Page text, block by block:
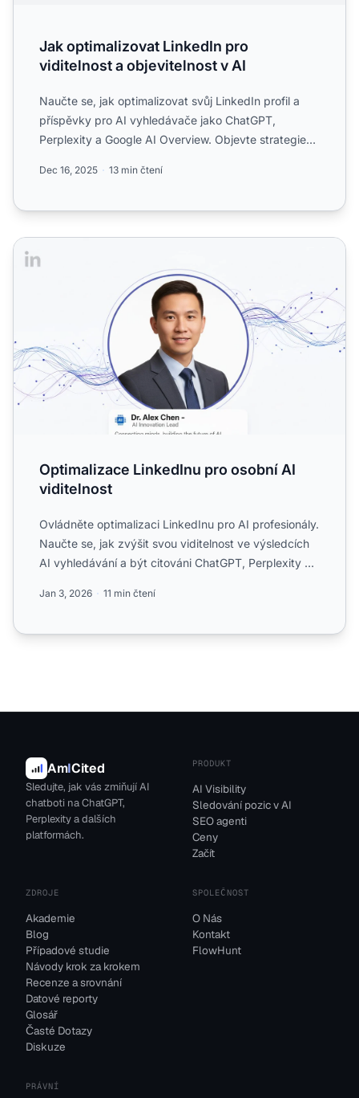
Jak optimalizovat LinkedIn pro
viditelnost a objevitelnost v AI
Naučte se, jak optimalizovat svůj LinkedIn profil a
příspěvky pro AI vyhledávače jako ChatGPT,
Perplexity a Google AI Overview. Objevte strategie
Dec 16, 2025 13 min čtení
Optimalizace LinkedInu pro osobní AI viditelnost
Optimalizace LinkedInu pro osobní AI
viditelnost
Ovládněte optimalizaci LinkedInu pro AI profesionály.
Naučte se, jak zvýšit svou viditelnost ve výsledcích
AI vyhledávání a být citováni ChatGPT, Perplexity a
Jan 3, 2026 11 min čtení
AmICited
Sledujte, jak vás zmiňují AI
chatboti na ChatGPT,
Perplexity a dalších
platformách.
PRODUKT
AI Visibility
Sledování pozic v AI
SEO agenti
Ceny
Začít
ZDROJE
Akademie
Blog
Případové studie
Návody krok za krokem
Recenze a srovnání
Datové reporty
Glosář
Časté Dotazy
Diskuze
SPOLEČNOST
O Nás
Kontakt
FlowHunt
PRÁVNÍ